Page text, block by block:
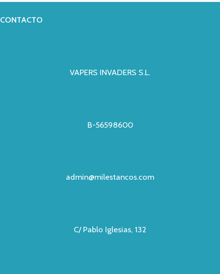
CONTACTO
VAPERS INVADERS S.L.
B-56598600
admin@milestancos.com
C/ Pablo Iglesias, 132